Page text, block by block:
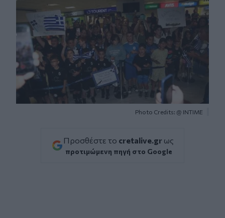
Photo Credits: @ ΙΝΤΙΜΕ
Προσθέστε το cretalive.gr ως
προτιμώμενη πηγή στο Google